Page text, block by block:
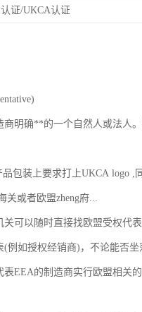
证/UKCA认证
商明确**的一个自然人或法人
包装上要求打上UKCA logo
关或者欧盟zheng府...
可以随时直接找欧盟受权代
例如授权经销商)，不论能否
表EEA的制造商实行欧盟相关